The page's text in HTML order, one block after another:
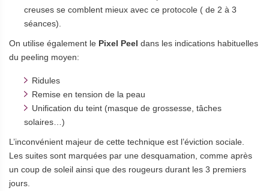
creuses se comblent mieux avec ce protocole ( de 2 à 3
séances).
On utilise également le Pixel Peel dans les indications habituelles
du peeling moyen:
Ridules
Remise en tension de la peau
Unification du teint (masque de grossesse, tâches
solaires…)
L’inconvénient majeur de cette technique est l’éviction sociale.
Les suites sont marquées par une desquamation, comme après
un coup de soleil ainsi que des rougeurs durant les 3 premiers
jours.